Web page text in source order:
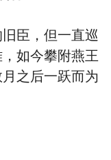
臣，但一直巡
如今攀附燕王
之后一跃而为